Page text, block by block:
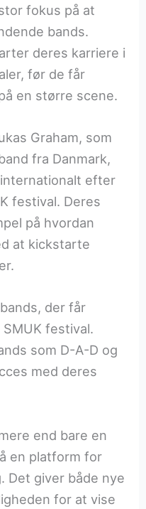
fokus på at
bands.
deres karriere i
før de får
en større scene.
Graham, som
fra Danmark,
efter
festival. Deres
på hvordan
at kickstarte
der får
festival.
som D-A-D og
med deres
end bare en
en platform for
Det giver både nye
for at vise